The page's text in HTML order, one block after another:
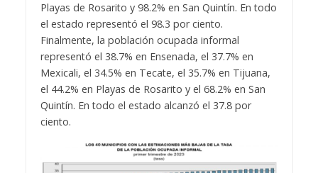
Playas de Rosarito y 98.2% en San Quintín. En todo
el estado representó el 98.3 por ciento.
Finalmente, la población ocupada informal
representó el 38.7% en Ensenada, el 37.7% en
Mexicali, el 34.5% en Tecate, el 35.7% en Tijuana,
el 44.2% en Playas de Rosarito y el 68.2% en San
Quintín. En todo el estado alcanzó el 37.8 por
ciento.